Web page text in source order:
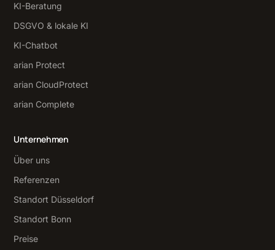
KI-Beratung
DSGVO & lokale KI
KI-Chatbot
arian Protect
arian CloudProtect
arian Complete
Unternehmen
Über uns
Referenzen
Standort Düsseldorf
Standort Bonn
Preise